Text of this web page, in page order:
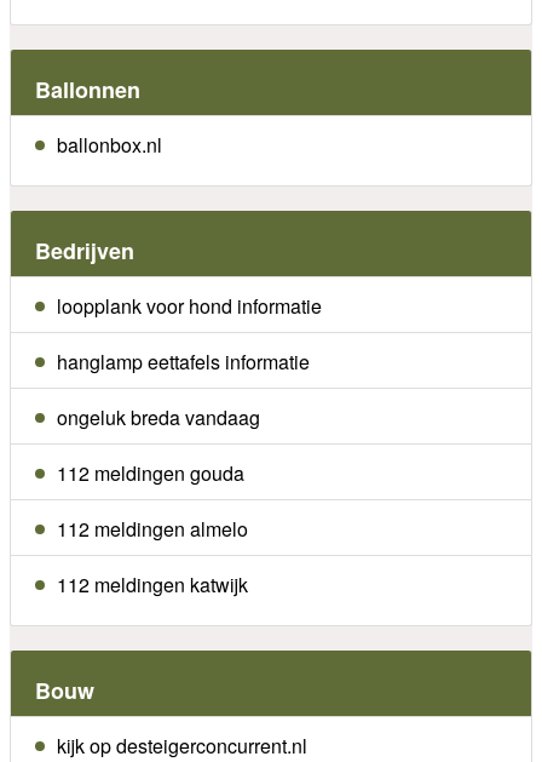
Ballonnen
ballonbox.nl
Bedrijven
loopplank voor hond informatie
hanglamp eettafels informatie
ongeluk breda vandaag
112 meldingen gouda
112 meldingen almelo
112 meldingen katwijk
Bouw
kijk op desteigerconcurrent.nl